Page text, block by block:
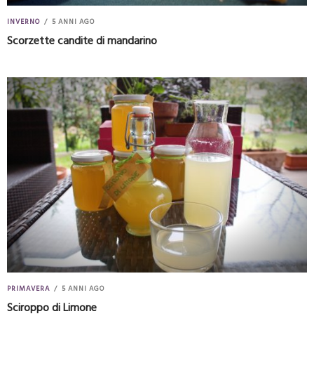
INVERNO 5 ANNI AGO
Scorzette candite di mandarino
PRIMAVERA 5 ANNI AGO
Sciroppo di Limone